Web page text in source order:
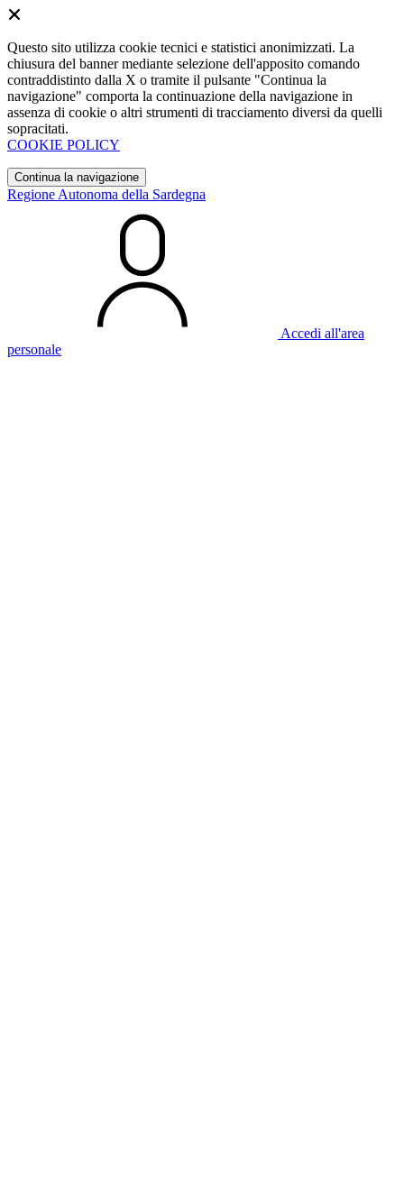
Questo sito utilizza cookie tecnici e statistici anonimizzati. La
chiusura del banner mediante selezione dell'apposito comando
contraddistinto dalla X o tramite il pulsante "Continua la
navigazione" comporta la continuazione della navigazione in
assenza di cookie o altri strumenti di tracciamento diversi da quelli
sopracitati.
COOKIE POLICY
Continua la navigazione
Regione Autonoma della Sardegna
Accedi all'area
personale